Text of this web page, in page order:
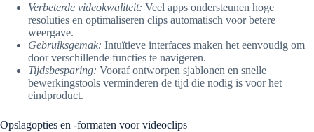
Verbeterde videokwaliteit: Veel apps ondersteunen hoge
resoluties en optimaliseren clips automatisch voor betere
weergave.
Gebruiksgemak: Intuïtieve interfaces maken het eenvoudig om
door verschillende functies te navigeren.
Tijdsbesparing: Vooraf ontworpen sjablonen en snelle
bewerkingstools verminderen de tijd die nodig is voor het
eindproduct.
Opslagopties en -formaten voor videoclips